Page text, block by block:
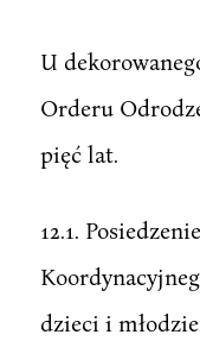
U
Orderu
pięć lat.
12.1.
dzieci i